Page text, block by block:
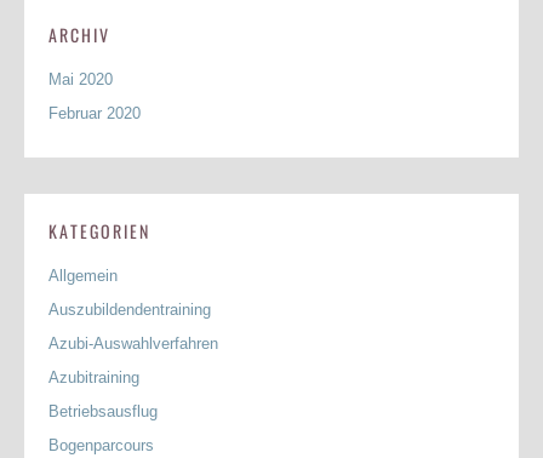
ARCHIV
Mai 2020
Februar 2020
KATEGORIEN
Allgemein
Auszubildendentraining
Azubi-Auswahlverfahren
Azubitraining
Betriebsausflug
Bogenparcours